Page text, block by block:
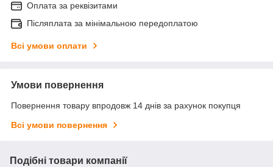
Оплата за реквізитами
Післяплата за мінімальною передоплатою
Всі умови оплати
Умови повернення
Повернення товару впродовж 14 днів за рахунок покупця
Всі умови повернення
Подібні товари компанії